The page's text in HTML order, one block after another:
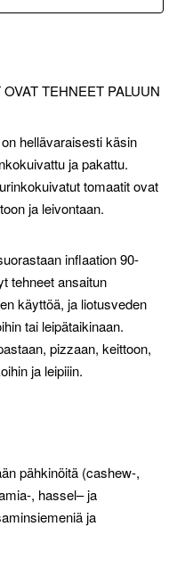
TEHNEET PALUUN
hellävaraisesti käsin
ja pakattu.
tomaatit ovat
ja leivontaan.
inflaation 90-
tehneet ansaitun
käyttöä, ja liotusveden
tai leipätaikinaan.
pizzaan, keittoon,
ja leipiiin.
pähkinöitä (cashew-,
, hassel– ja
ja